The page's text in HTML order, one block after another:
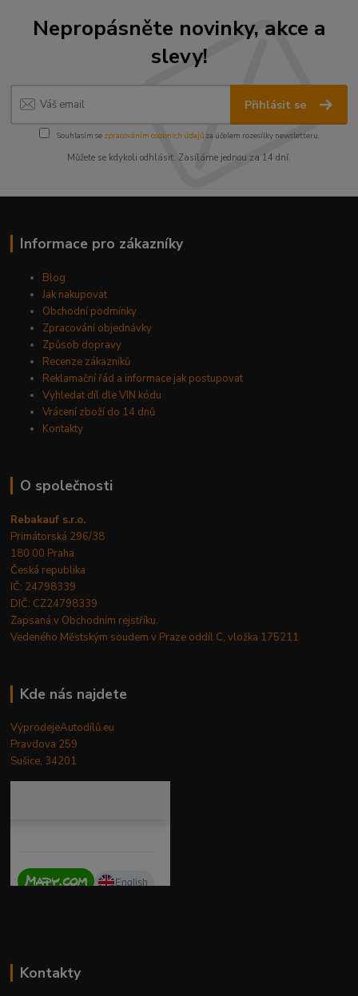
Nepropásněte novinky, akce a
slevy!
Přihlásit se
Souhlasím se zpracováním osobních údajůza účelem rozesílky newsletteru.
Můžete se kdykoli odhlásit. Zasíláme jednou za 14 dní.
Informace pro zákazníky
Blog
Jak nakupovat
Obchodní podmínky
Zpracování objednávky
Způsob dopravy
Recenze zákazníků
Reklamační řád a informace jak postupovat
Vyhledat díl dle VIN kódu
Vrácení zboží do 14 dnů
Kontakty
O společnosti
Rebakauf s.r.o.
Primátorská 296/38
180 00 Praha
Česká republika
IČ: 24798339
DIČ: CZ24798339
Zapsaná v Obchodním rejstříku.
Vedeného Městským soudem v Praze oddíl C, vložka 175211
Kde nás najdete
VýprodejeAutodílů.eu
Pravdova 259
Sušice, 34201
Kontakty